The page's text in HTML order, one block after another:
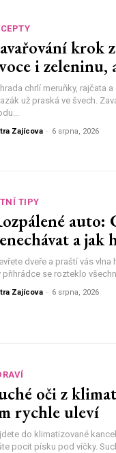
krok
i zeleninu,
chrlí meruňky, rajčata
už praská ve švech.
Zajícova - 6 srpna, 2026
TIPY
auto:
a
dveře a praští vás
přihrádce se rozteklo
Zajícova - 6 srpna, 2026
oči z
rychle uleví
do klimatizované
pocit písku pod víčky.